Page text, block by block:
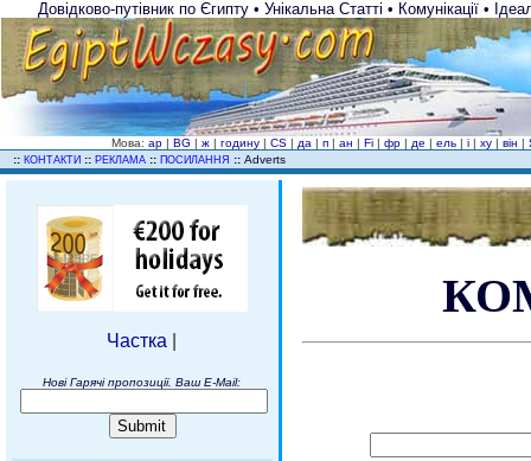
Довідково-путівник по Єгипту • Унікальна Статті • Комунікації •
Мова:ар |BG |ж |годину |CS | да |п |ан |Fi |фр | де |ель |і |ху |він |
:: КОНТАКТИ :: РЕКЛАМА :: ПОСИЛАННЯ :: Adverts
Частка
Нові Гарячі пропозиції. Ваш E-Mail: